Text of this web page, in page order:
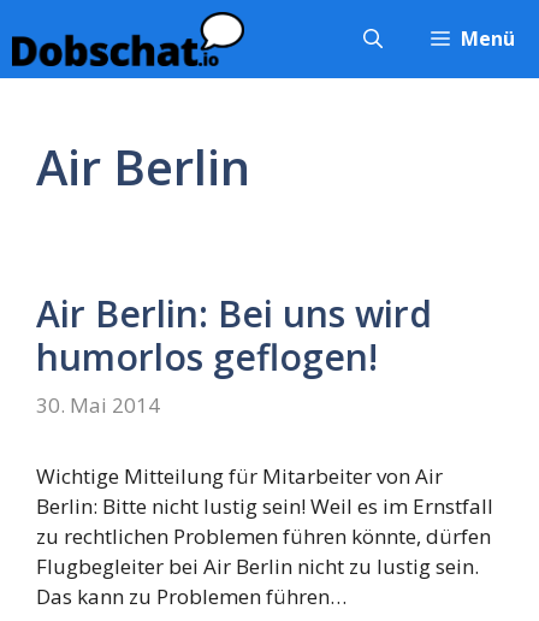
Inhalt
springen
Menü
Air Berlin
Air Berlin: Bei uns wird
humorlos geflogen!
30. Mai 2014
Wichtige Mitteilung für Mitarbeiter von Air
Berlin: Bitte nicht lustig sein! Weil es im Ernstfall
zu rechtlichen Problemen führen könnte, dürfen
Flugbegleiter bei Air Berlin nicht zu lustig sein.
Das kann zu Problemen führen…